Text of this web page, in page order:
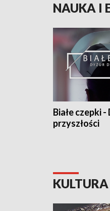
NAUKA I
Białe czepki
przyszłości